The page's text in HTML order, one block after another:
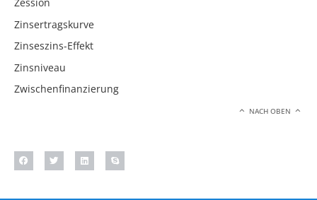
Zession
Zinsertragskurve
Zinseszins-Effekt
Zinsniveau
Zwischenfinanzierung
NACH OBEN